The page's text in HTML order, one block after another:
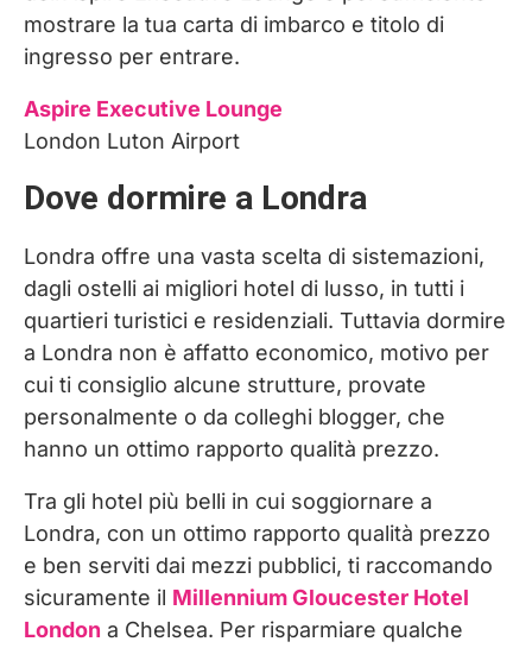
mostrare la tua carta di imbarco e titolo di
ingresso per entrare.
Aspire Executive Lounge
London Luton Airport
Dove dormire a Londra
Londra offre una vasta scelta di sistemazioni,
dagli ostelli ai migliori hotel di lusso, in tutti i
quartieri turistici e residenziali. Tuttavia dormire
a Londra non è affatto economico, motivo per
cui ti consiglio alcune strutture, provate
personalmente o da colleghi blogger, che
hanno un ottimo rapporto qualità prezzo.
Tra gli hotel più belli in cui soggiornare a
Londra, con un ottimo rapporto qualità prezzo
e ben serviti dai mezzi pubblici, ti raccomando
sicuramente il Millennium Gloucester Hotel
London a Chelsea. Per risparmiare qualche